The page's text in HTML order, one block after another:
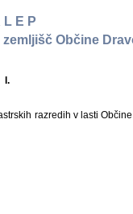
L E P
Občine
I.
razredih v lasti